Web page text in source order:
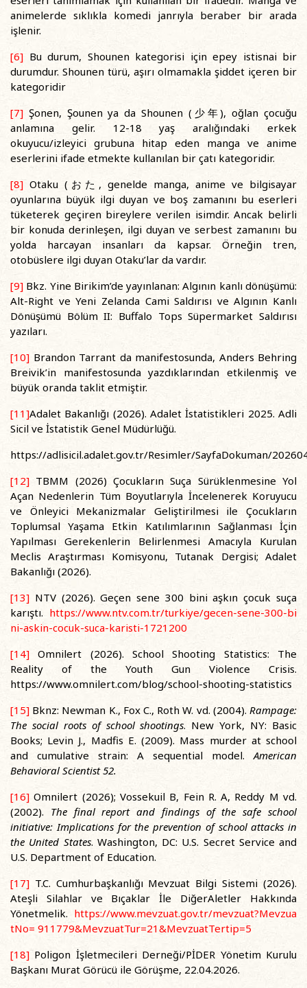
animelerde sıklıkla komedi janrıyla beraber bir arada
işlenir.
[6] Bu durum, Shounen kategorisi için epey istisnai bir
durumdur. Shounen türü, aşırı olmamakla şiddet içeren bir
kategoridir
[7] Şonen, Şounen ya da Shounen (少年), oğlan çocuğu
anlamına gelir. 12-18 yaş aralığındaki erkek
okuyucu/izleyici grubuna hitap eden manga ve anime
eserlerini ifade etmekte kullanılan bir çatı kategoridir.
[8] Otaku (おた, genelde manga, anime ve bilgisayar
oyunlarına büyük ilgi duyan ve boş zamanını bu eserleri
tüketerek geçiren bireylere verilen isimdir. Ancak belirli
bir konuda derinleşen, ilgi duyan ve serbest zamanını bu
yolda harcayan insanları da kapsar. Örneğin tren,
otobüslere ilgi duyan Otaku’lar da vardır.
[9] Bkz. Yine Birikim’de yayınlanan: Algının kanlı dönüşümü:
Alt-Right ve Yeni Zelanda Cami Saldırısı ve Algının Kanlı
Dönüşümü Bölüm II: Buffalo Tops Süpermarket Saldırısı
yazıları.
[10] Brandon Tarrant da manifestosunda, Anders Behring
Breivik’in manifestosunda yazdıklarından etkilenmiş ve
büyük oranda taklit etmiştir.
[11]Adalet Bakanlığı (2026). Adalet İstatistikleri 2025. Adli
Sicil ve İstatistik Genel Müdürlüğü.
https://adlisicil.adalet.gov.tr/Resimler/SayfaDokuman/
[12] TBMM (2026) Çocukların Suça Sürüklenmesine Yol
Açan Nedenlerin Tüm Boyutlarıyla İncelenerek Koruyucu
ve Önleyici Mekanizmalar Geliştirilmesi ile Çocukların
Toplumsal Yaşama Etkin Katılımlarının Sağlanması İçin
Yapılması Gerekenlerin Belirlenmesi Amacıyla Kurulan
Meclis Araştırması Komisyonu, Tutanak Dergisi; Adalet
Bakanlığı (2026).
[13] NTV (2026). Geçen sene 300 bini aşkın çocuk suça
karıştı. https://www.ntv.com.tr/turkiye/gecen-sene-300-bi
ni-askin-cocuk-suca-karisti-1721200
[14] Omnilert (2026). School Shooting Statistics: The
Reality of the Youth Gun Violence Crisis.
https://www.omnilert.com/blog/school-shooting-statistics
[15] Bknz: Newman K., Fox C., Roth W. vd. (2004). Rampage:
The social roots of school shootings. New York, NY: Basic
Books; Levin J., Madfis E. (2009). Mass murder at school
and cumulative strain: A sequential model.American
Behavioral Scientist 52.
[16] Omnilert (2026); Vossekuil B, Fein R. A, Reddy M vd.
(2002). The final report and findings of the safe school
initiative: Implications for the prevention of school attacks in
the United States. Washington, DC: U.S. Secret Service and
U.S. Department of Education.
[17] T.C. Cumhurbaşkanlığı Mevzuat Bilgi Sistemi (2026).
Ateşli Silahlar ve Bıçaklar İle DiğerAletler Hakkında
Yönetmelik. https://www.mevzuat.gov.tr/mevzuat?Mevzua
tNo= 911779&MevzuatTur=21&MevzuatTertip=5
[18] Poligon İşletmecileri Derneği/PİDER Yönetim Kurulu
Başkanı Murat Görücü ile Görüşme, 22.04.2026.